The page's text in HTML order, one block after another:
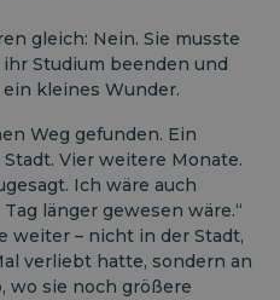
gleich: Nein. Sie musste
Studium beenden und
kleines Wunder.
Weg gefunden. Ein
Vier weitere Monate.
Ich wäre auch
länger gewesen wäre.“
weiter – nicht in der Stadt,
verliebt hatte, sondern an
wo sie noch größere